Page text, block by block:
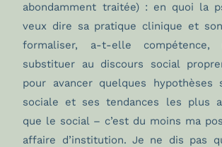
abondamment traitée) : en quoi la
veux dire sa pratique clinique et
formaliser, a-t-elle
substituer au discours social
pour avancer quelques hypothèses
sociale et ses tendances les plus
que le social – c’est du moins ma
affaire d’institution. Je ne dis pas